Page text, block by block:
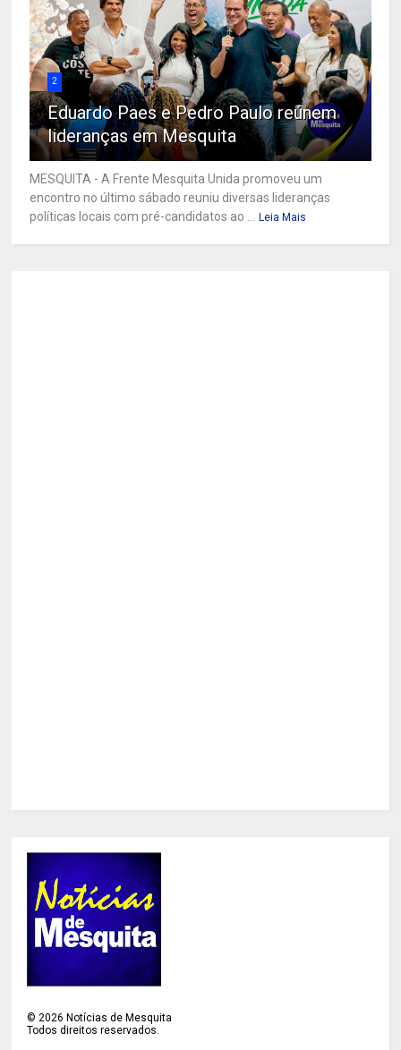
2
Eduardo Paes e Pedro Paulo reúnem
lideranças em Mesquita
MESQUITA - A Frente Mesquita Unida promoveu um
encontro no último sábado reuniu diversas lideranças
políticas locais com pré-candidatos ao ... Leia Mais
©2026 Notícias de Mesquita
Todos direitos reservados.